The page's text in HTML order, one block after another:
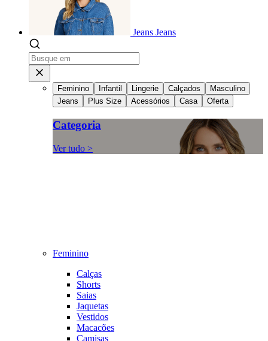
Jeans Jeans
Feminino Infantil Lingerie Calçados
Masculino
Jeans
Plus Size Acessórios Casa Oferta
Categoria
Ver tudo >
Feminino
Calças
Shorts
Saias
Jaquetas
Vestidos
Macacões
Camisas